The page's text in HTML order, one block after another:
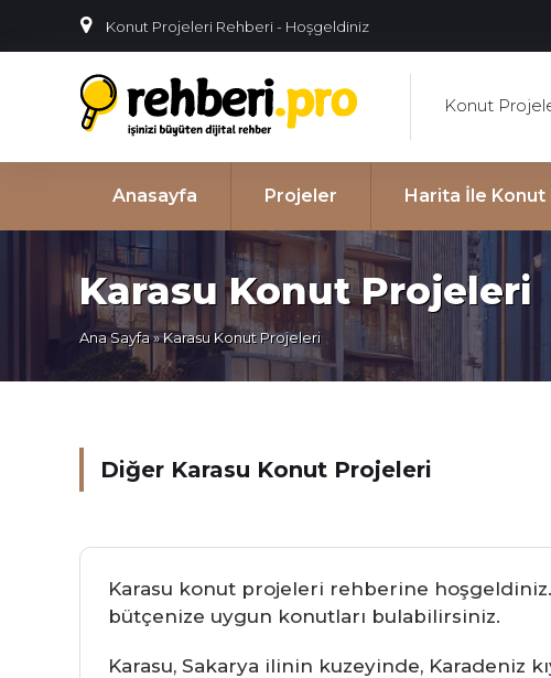
Konut Projeleri Rehberi - Hoşgeldiniz
Konut
Anasayfa Projeler Harita İle Konut
Karasu Konut Projeleri
Ana Sayfa» Karasu Konut Projeleri
Diğer Karasu Konut Projeleri
Karasu konut projeleri rehberine
bütçenize uygun konutları bulabilirsiniz.
Karasu, Sakarya ilinin kuzeyinde, Karadeniz